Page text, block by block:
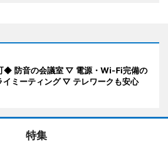
防音の会議室 ▽ 電源・Wi-Fi完備の
イミーティング ▽ テレワークも安心
特集